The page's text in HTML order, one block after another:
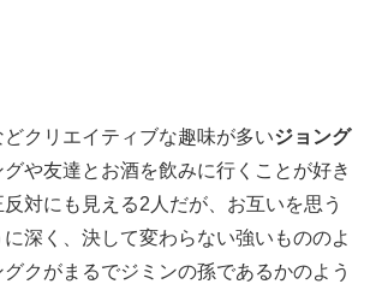
クリエイティブな趣味が多いジョング
や友達とお酒を飲みに行くことが好き
反対にも見える2人だが、お互いを思う
深く、決して変わらない強いもののよ
クがまるでジミンの孫であるかのよう